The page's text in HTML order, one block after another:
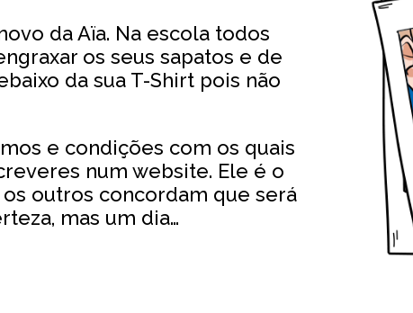
da Aїa. Na escola todos
os seus sapatos e de
da sua T-Shirt pois não
e condições com os quais
num website. Ele é o
outros concordam que será
mas um dia…